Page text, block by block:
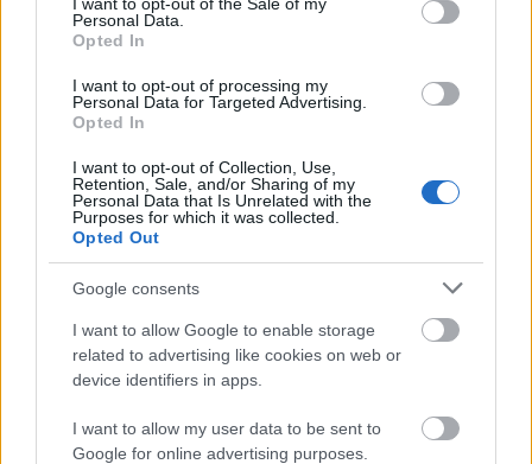
Personal Data.
Opted In
I want to opt-out of processing my
Personal Data for Targeted Advertising.
Opted In
I want to opt-out of Collection, Use,
Retention, Sale, and/or Sharing of my
Personal Data that Is Unrelated with the
Purposes for which it was collected.
Opted Out
Google consents
I want to allow Google to enable storage
related to advertising like cookies on web or
device identifiers in apps.
I want to allow my user data to be sent to
Google for online advertising purposes.
Gordon Clarigde, a kutatás vezetője hangsúlyozta:
az eredmények alapján a komikusok extrém,
időnként ellentmondásos személyiségjegyekkel
rendelkeznek, egyrészt befelé fordulók,
depressziósak, szkizoidok, másrészt extrovertáltak
és mániások. Lehetséges, hogy a komédiázás, vagyis
az extrovertált oldaluk a depresszió kezelésének egy
módja, bár ez természetesen nem igaz minden
komikusra - tette hozzá.
Nick Maguire, a Southamptoni Egyetem klinikai
pszichológusa szerint lehet kapcsolat a depresszió
és a komikum között, ám ez "nem túl erős".
Sokféleképpen kezelik az emberek a
depressziójukat, gyakran elszigetelik magukat,
mások azonban azzal is csillapíthatják a gyötrő
érzések hatását egy ideig, ha megnevettetik a